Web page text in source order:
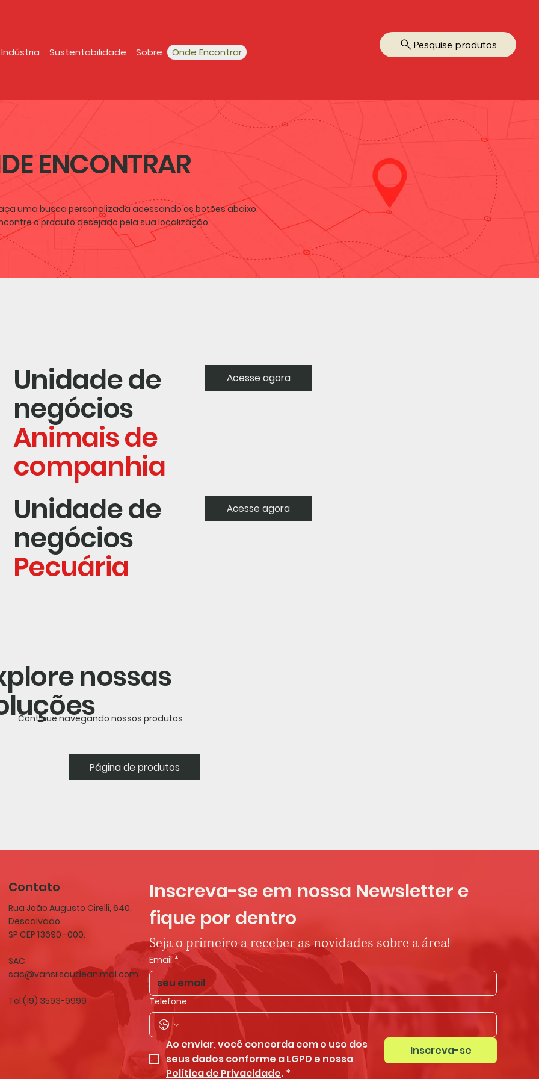
Indústria Sustentabilidade Sobre Onde Encontrar
Pesquise produtos
ENCONTRAR
uma busca personalizada acessando os botões abaixo.
o produto desejado pela sua localização.
Unidade de
negócios
Animais de
companhia
Unidade de
negócios
Pecuária
Acesse agora
Acesse agora
nossas
Continue navegando nossos produtos
Página de produtos
Contato
Rua João Augusto Cirelli, 640,
Descalvado
SP CEP 13690 -000.
SAC
sac@vansilsaudeanimal.com
Tel (19) 3593-9999
Inscreva-se em nossa Newsletter e
fique por dentro
Seja o primeiro a receber as novidades sobre a área!
Email *
Telefone
Ao enviar, você concorda com o uso dos
Política de Privacidade. *
Inscreva-se